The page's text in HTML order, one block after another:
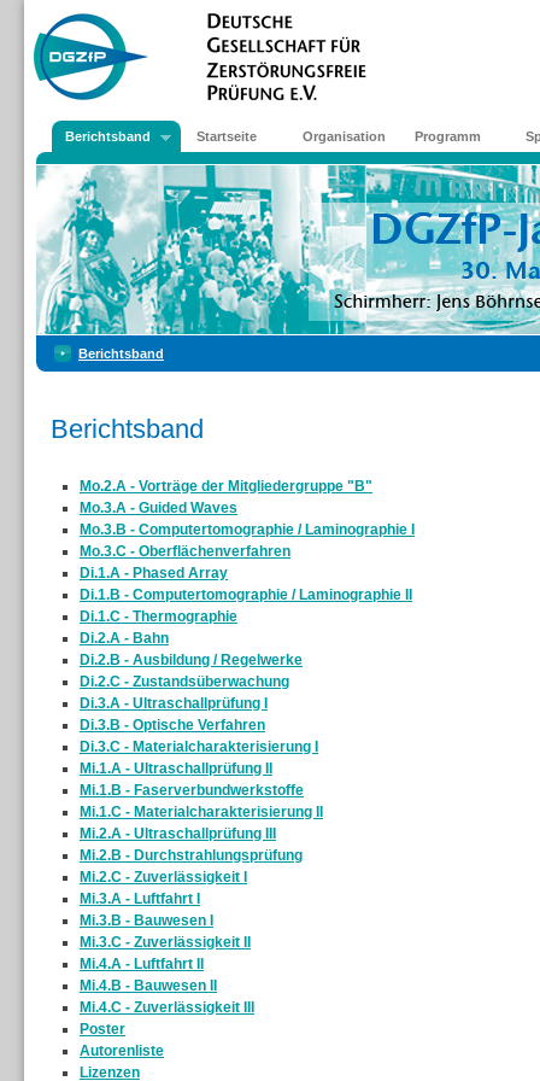
Berichtsband Startseite Organisation Programm
Berichtsband
Berichtsband
Mo.2.A - Vorträge der Mitgliedergruppe "B"
Mo.3.A - Guided Waves
Mo.3.B - Computertomographie / Laminographie I
Mo.3.C - Oberflächenverfahren
Di.1.A - Phased Array
Di.1.B - Computertomographie / Laminographie II
Di.1.C - Thermographie
Di.2.A - Bahn
Di.2.B - Ausbildung / Regelwerke
Di.2.C - Zustandsüberwachung
Di.3.A - Ultraschallprüfung I
Di.3.B - Optische Verfahren
Di.3.C - Materialcharakterisierung I
Mi.1.A - Ultraschallprüfung II
Mi.1.B - Faserverbundwerkstoffe
Mi.1.C - Materialcharakterisierung II
Mi.2.A - Ultraschallprüfung III
Mi.2.B - Durchstrahlungsprüfung
Mi.2.C - Zuverlässigkeit I
Mi.3.A - Luftfahrt I
Mi.3.B - Bauwesen I
Mi.3.C - Zuverlässigkeit II
Mi.4.A - Luftfahrt II
Mi.4.B - Bauwesen II
Mi.4.C - Zuverlässigkeit III
Poster
Autorenliste
Lizenzen